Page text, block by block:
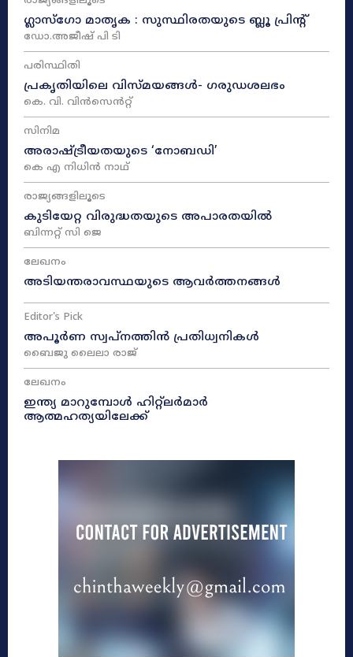
ഗ്ലാസ്ഗോ മാതൃക : സുസ്ഥിരതയുടെ ബ്ലൂ പ്രിന്റ്
ഡോ.അജീഷ് പി ടി
പരിസ്ഥിതി
പ്രകൃതിയിലെ വിസ്മയങ്ങൾ- ഗരുഡശലഭം
കെ. വി. വിൻസെൻറ്റ്
സിനിമ
അരാഷ്‌ട്രീയതയുടെ ‘നോബഡി’
കെ എ നിധിൻ നാഥ്‌
രാജ്യങ്ങളിലൂടെ
കുടിയേറ്റ വിരുദ്ധതയുടെ അപാരതയിൽ
ബിന്നറ്റ് സി ജെ
ലേഖനം
അടിയന്തരാവസ്ഥയുടെ ആവർത്തനങ്ങൾ
Editor's Pick
അപൂർണ സ്വപ്നത്തിൻ പ്രതിധ്വനികൾ
ബൈജു ലൈലാ രാജ്
ലേഖനം
ഇന്ത്യ മാറുമ്പോൾ ഹിറ്റ്ലർമാർ
ആത്മഹത്യയിലേക്ക്